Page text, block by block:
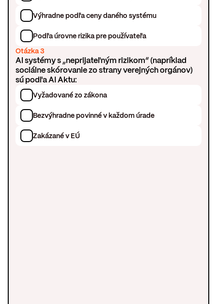
Výhradne podľa ceny daného systému
Podľa úrovne rizika pre používateľa
Otázka 3
AI systémy s „neprijateľným rizikom“ (napríklad
sociálne skórovanie zo strany verejných orgánov)
sú podľa AI Aktu:
Vyžadované zo zákona
Bezvýhradne povinné v každom úrade
Zakázané v EÚ